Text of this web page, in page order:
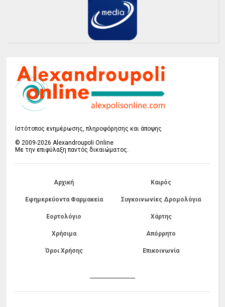
Ιστότοπος ενημέρωσης, πληροφόρησης και άποψης
© 2009-2026 Alexandroupoli Online
Με την επιφύλαξη παντός δικαιώματος.
Αρχική Καιρός
Εφημερεύοντα Φαρμακεία Συγκοινωνίες Δρομολόγια
Εορτολόγιο Χάρτης
Χρήσιμα Απόρρητο
Όροι Χρήσης Επικοινωνία
------------------------------